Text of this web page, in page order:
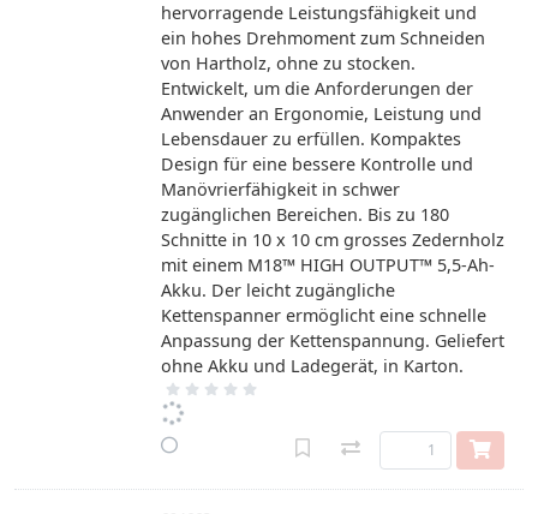
hervorragende Leistungsfähigkeit und
ein hohes Drehmoment zum Schneiden
von Hartholz, ohne zu stocken.
Entwickelt, um die Anforderungen der
Anwender an Ergonomie, Leistung und
Lebensdauer zu erfüllen. Kompaktes
Design für eine bessere Kontrolle und
Manövrierfähigkeit in schwer
zugänglichen Bereichen. Bis zu 180
Schnitte in 10 x 10 cm grosses Zedernholz
mit einem M18™ HIGH OUTPUT™ 5,5-Ah-
Akku. Der leicht zugängliche
Kettenspanner ermöglicht eine schnelle
Anpassung der Kettenspannung. Geliefert
ohne Akku und Ladegerät, in Karton.